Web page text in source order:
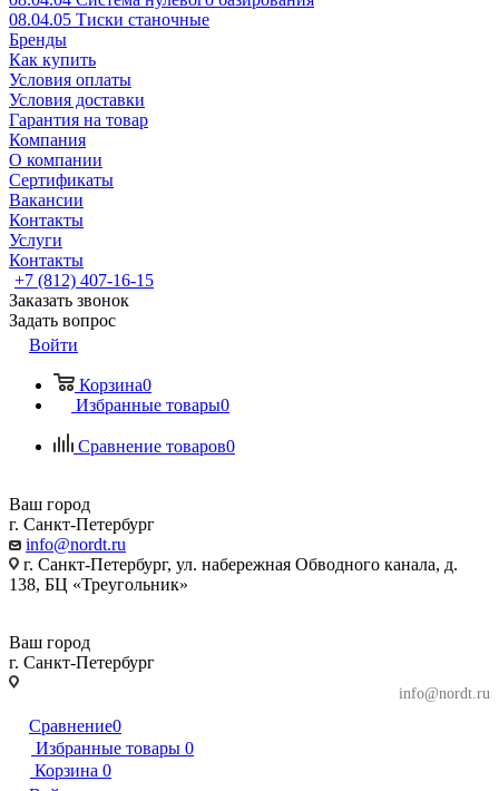
08.04.05 Тиски станочные
Бренды
Как купить
Условия оплаты
Условия доставки
Гарантия на товар
Компания
О компании
Сертификаты
Вакансии
Контакты
Услуги
Контакты
+7 (812) 407-16-15
Заказать звонок
Задать вопрос
Войти
Корзина0
Избранные товары0
Сравнение товаров0
Ваш город
г. Санкт-Петербург
info@nordt.ru
г. Санкт-Петербург, ул. набережная Обводного канала, д.
138, БЦ «Треугольник»
Ваш город
г. Санкт-Петербург
info@nordt.ru
Сравнение0
Избранные товары 0
Корзина 0